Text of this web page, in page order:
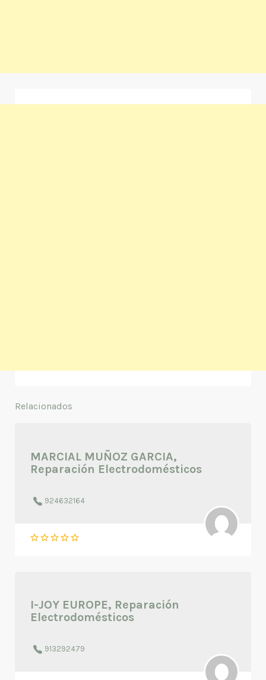
Relacionados
MARCIAL MUÑOZ GARCIA,
Reparación Electrodomésticos
924632164
I-JOY EUROPE, Reparación
Electrodomésticos
913292479